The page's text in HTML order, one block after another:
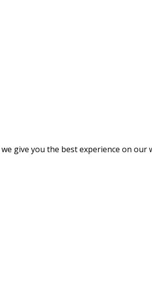
give you the best experience on